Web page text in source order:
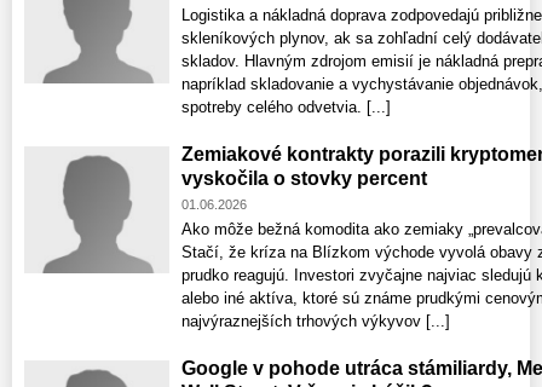
Logistika a nákladná doprava zodpovedajú
skleníkových plynov, ak sa zohľadní celý
skladov. Hlavným zdrojom emisií je nákladná
napríklad skladovanie a vychystávanie
spotreby celého odvetvia. [...]
Zemiakové kontrakty porazili
vyskočila o stovky percent
01.06.2026
Ako môže bežná komodita ako zemiaky
Stačí, že kríza na Blízkom východe vyvolá obavy
prudko reagujú. Investori zvyčajne najviac sledujú
alebo iné aktíva, ktoré sú známe prudkými
najvýraznejších trhových výkyvov [...]
Google v pohode utráca stámiliardy,